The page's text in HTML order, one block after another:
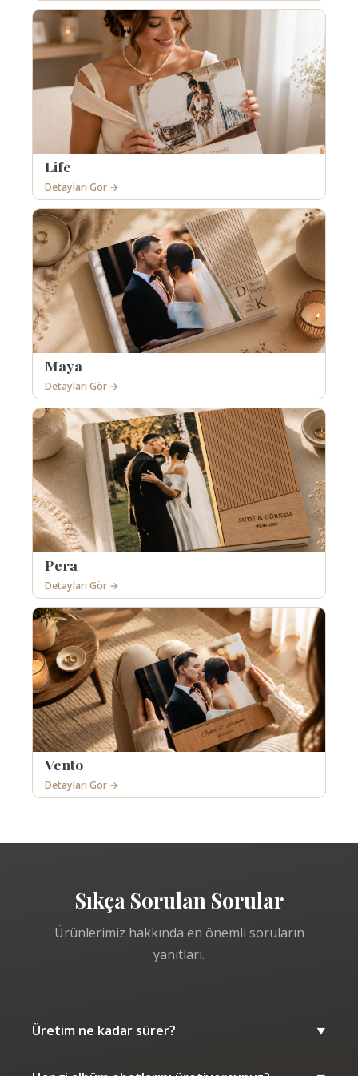
Life
Detayları Gör →
Maya
Detayları Gör →
Pera
Detayları Gör →
Vento
Detayları Gör →
Sıkça Sorulan Sorular
Ürünlerimiz hakkında en önemli soruların
yanıtları.
Üretim ne kadar sürer? ▼